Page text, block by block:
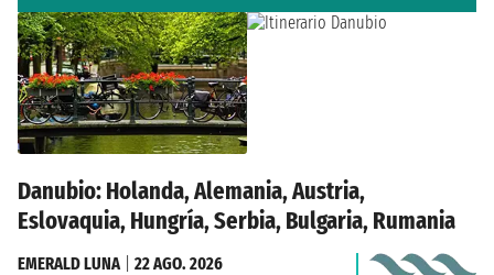
Danubio: Holanda, Alemania, Austria,
Eslovaquia, Hungría, Serbia, Bulgaria, Rumania
EMERALD LUNA| 22 AGO. 2026